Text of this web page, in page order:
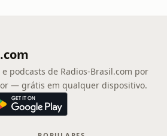
podcasts de Radios-Brasil.com por
— grátis em qualquer dispositivo.